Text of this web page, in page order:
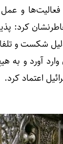
و
کرد:
شکست و
وارد آورد و به
اعتماد کرد.